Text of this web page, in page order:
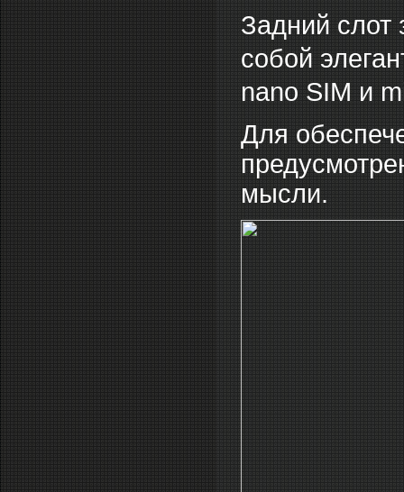
Задний слот
собой
nano SIM и
Для
мысли.